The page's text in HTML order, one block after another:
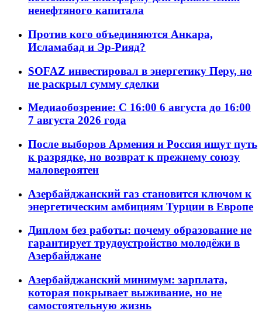
ненефтяного капитала
Против кого объединяются Анкара,
Исламабад и Эр-Рияд?
SOFAZ инвестировал в энергетику Перу, но
не раскрыл сумму сделки
Медиаобозрение: С 16:00 6 августа до 16:00
7 августа 2026 года
После выборов Армения и Россия ищут путь
к разрядке, но возврат к прежнему союзу
маловероятен
Азербайджанский газ становится ключом к
энергетическим амбициям Турции в Европе
Диплом без работы: почему образование не
гарантирует трудоустройство молодёжи в
Азербайджане
Азербайджанский минимум: зарплата,
которая покрывает выживание, но не
самостоятельную жизнь